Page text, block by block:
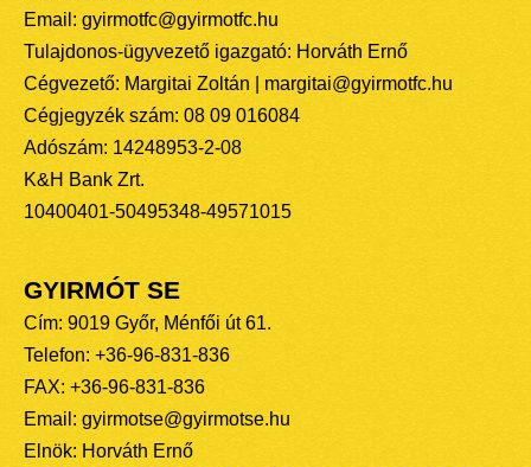
Email: gyirmotfc@gyirmotfc.hu
Tulajdonos-ügyvezető igazgató: Horváth Ernő
Cégvezető: Margitai Zoltán | margitai@gyirmotfc.hu
Cégjegyzék szám: 08 09 016084
Adószám: 14248953-2-08
K&H Bank Zrt.
10400401-50495348-49571015
GYIRMÓT SE
Cím: 9019 Győr, Ménfői út 61.
Telefon: +36-96-831-836
FAX: +36-96-831-836
Email: gyirmotse@gyirmotse.hu
Elnök: Horváth Ernő